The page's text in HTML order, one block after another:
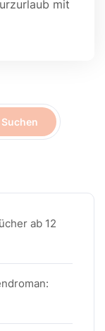
mit
Suchen
ab 12